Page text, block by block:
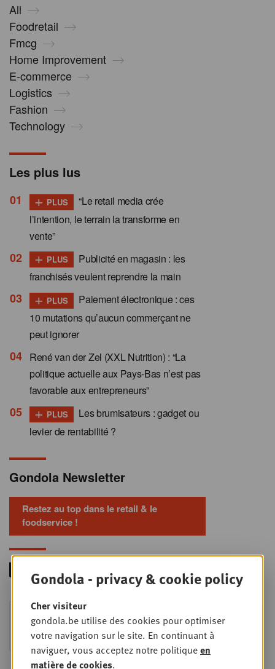
All
Foodretail
Fmcg
Home Improvement
E-commerce
Logistics
Fashion
Technology
Les plus lus
+ PLUS
“Le retail media crée
l’intention, le terrain la transforme en
vente”
+ PLUS
Publicité en magasin : les
franchisés veulent reprendre la main
+ PLUS
Paiement électronique : ces
10 mutations qu’aucun commerçant ne
peut ignorer
René van der Zel (XXL Nutrition) : “La
politique actuelle aux Pays-Bas n’est pas
favorable aux entrepreneurs”
+ PLUS
Les brumisateurs : gadget ou
levier de rentabilité ?
Gondola Newsletter
Restez au top dans le retail & le
foodservice !
9
SEPT
Foodservice - Joint
business planning
Intro to Negotiation: Succes aan de
onderhandelingstafel is geen toeval!
Gondola - privacy & cookie policy
Cher visiteur
gondola.be utilise des cookies pour optimiser
votre navigation sur le site. En continuant à
naviguer, vous acceptez notre politiqueen
matière de cookies.